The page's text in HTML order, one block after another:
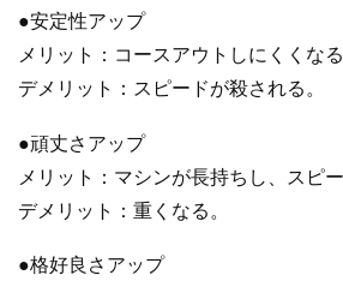
●安定性アップ
メリット：コースアウトしにくくなる
デメリット：スピードが殺される。
●頑丈さアップ
メリット：マシンが長持ちし、スピ
デメリット：重くなる。
●格好良さアップ